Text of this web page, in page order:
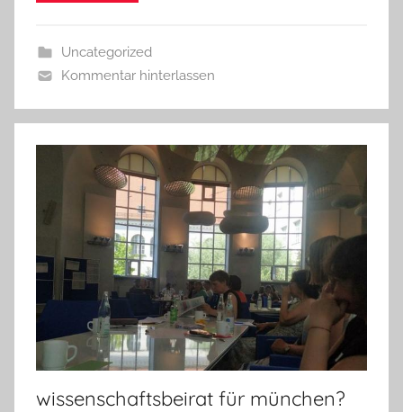
Uncategorized
Kommentar hinterlassen
wissenschaftsbeirat für münchen?